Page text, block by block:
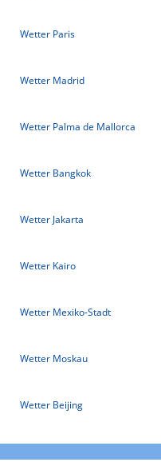
Wetter Paris
Wetter Madrid
Wetter Palma de Mallorca
Wetter Bangkok
Wetter Jakarta
Wetter Kairo
Wetter Mexiko-Stadt
Wetter Moskau
Wetter Beijing